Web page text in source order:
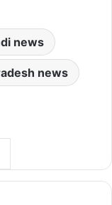
news
news